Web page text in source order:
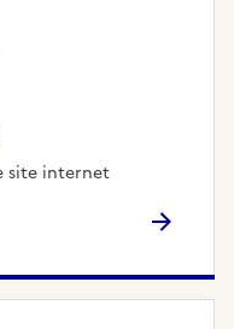
site internet